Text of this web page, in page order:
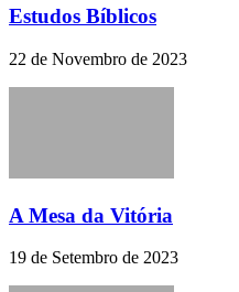
Estudos Bíblicos
22 de Novembro de 2023
A Mesa da Vitória
19 de Setembro de 2023